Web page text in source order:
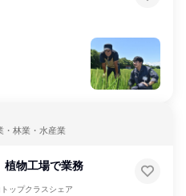
・林業・水産業
植物工場で業務
ップクラスシェア